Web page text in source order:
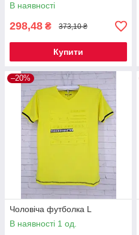
В наявності
298,48 ₴ 373,10 ₴
Купити
–20%
Чоловіча футболка L
В наявності 1 од.